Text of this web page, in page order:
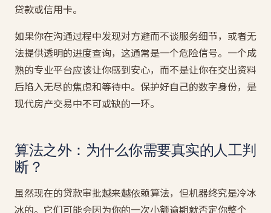
贷款或信用卡。
如果你在沟通过程中发现对方避而不谈服务细节，或者无
法提供透明的进度查询，这通常是一个危险信号。一个成
熟的专业平台应该让你感到安心，而不是让你在交出资料
后陷入无尽的焦虑和等待中。保护好自己的数字身份，是
现代房产交易中不可或缺的一环。
算法之外：为什么你需要真实的人工判
断？
虽然现在的贷款审批越来越依赖算法，但机器终究是冷冰
冰的。它们可能会因为你的一次小额逾期就否定你整个